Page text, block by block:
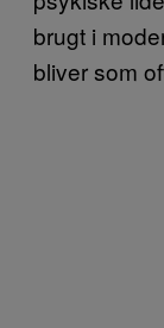
brugt i
bliver som